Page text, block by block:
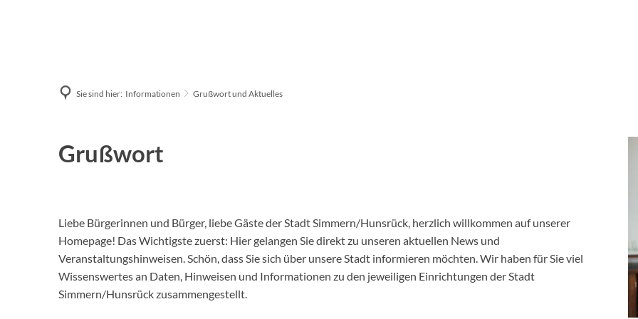
Sie sind hier: Informationen Grußwort und Aktuelles
Grußwort
Liebe Bürgerinnen und Bürger, liebe Gäste der Stadt Simmern/Hunsrück, herzlich willkommen auf unserer
Homepage! Das Wichtigste zuerst: Hier gelangen Sie direkt zu unseren aktuellen News und
Veranstaltungshinweisen. Schön, dass Sie sich über unsere Stadt informieren möchten. Wir haben für Sie viel
Wissenswertes an Daten, Hinweisen und Informationen zu den jeweiligen Einrichtungen der Stadt
Simmern/Hunsrück zusammengestellt.